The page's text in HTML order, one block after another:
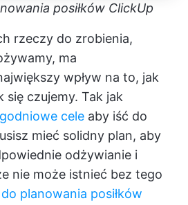
posiłków ClickUp
rzeczy do zrobienia,
ma
wpływ na to, jak
się czujemy. Tak jak
cele aby iść do
mieć solidny plan, aby
odżywianie i
nie może istnieć bez tego
planowania posiłków